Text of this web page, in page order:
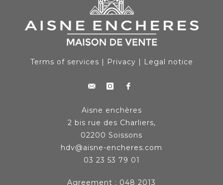
Terms of services Privacy Legal notice
Aisne enchères
2 bis rue des Charliers,
02200 Soissons
hdv@aisne-encheres.com
03 23 53 79 01
Agreement : 048 2013